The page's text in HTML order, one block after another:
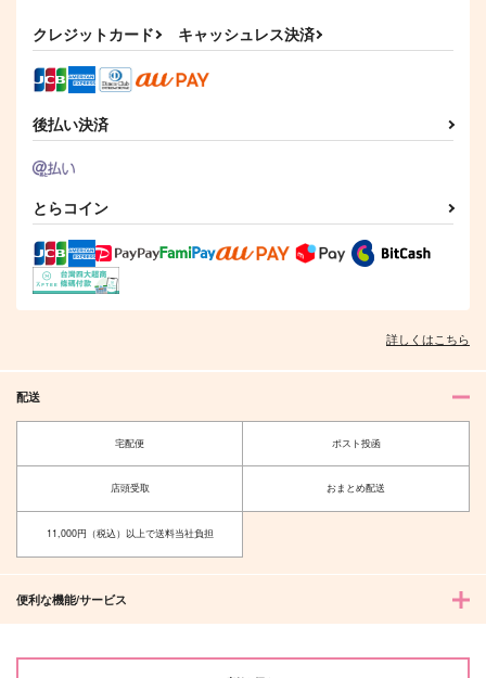
クレジットカード キャッシュレス決済
後払い決済
とらコイン
詳しくはこちら
配送
宅配便 ポスト投函
店頭受取 おまとめ配送
11,000円（税込）以上で送料当社負担
便利な機能/サービス